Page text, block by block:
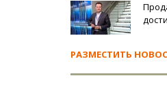
РАЗМЕСТИТЬ